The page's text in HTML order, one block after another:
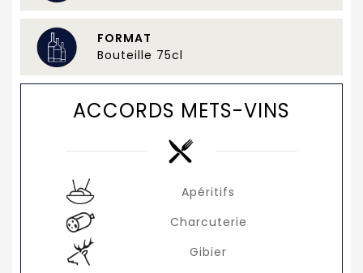
FORMAT
Bouteille 75cl
ACCORDS METS-VINS
Apéritifs
Charcuterie
Gibier